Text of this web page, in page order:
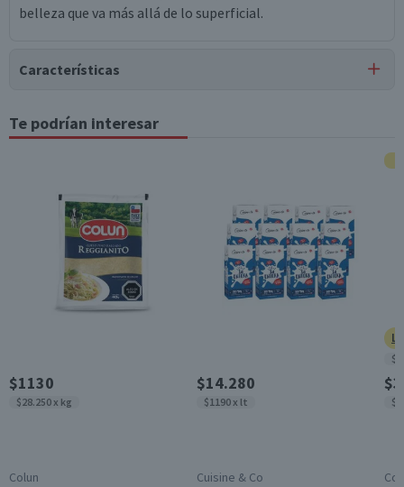
belleza que va más allá de lo superficial.
Características
Tipo de Producto
Acondicionadores
Te podrían interesar
$1130
$28.250 x kg
Colun
$14.280
$1190 x lt
Cuisine & Co